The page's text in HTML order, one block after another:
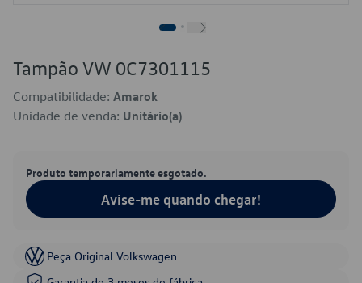
Tampão VW 0C7301115
Compatibilidade: Amarok
Unidade de venda: Unitário(a)
Produto temporariamente esgotado.
Avise-me quando chegar!
Peça Original Volkswagen